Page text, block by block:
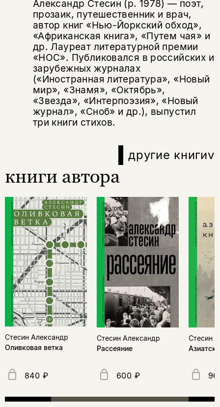
Александр Стесин (р. 1978) — поэт,
прозаик, путешественник и врач,
автор книг «Нью-Йоркский обход»,
«Африканская книга», «Путем чая» и
др. Лауреат литературной премии
«НОС». Публиковался в российских и
зарубежных журналах
(«Иностранная литература», «Новый
мир», «Знамя», «Октябрь»,
«Звезда», «Интерпоэзия», «Новый
журнал», «Сноб» и др.), выпустил
три книги стихов.
другие книгиv
книги автора
Стесин Александр
Оливковая ветка
840 ₽
Стесин Александр
Рассеяние
600 ₽
Стесин